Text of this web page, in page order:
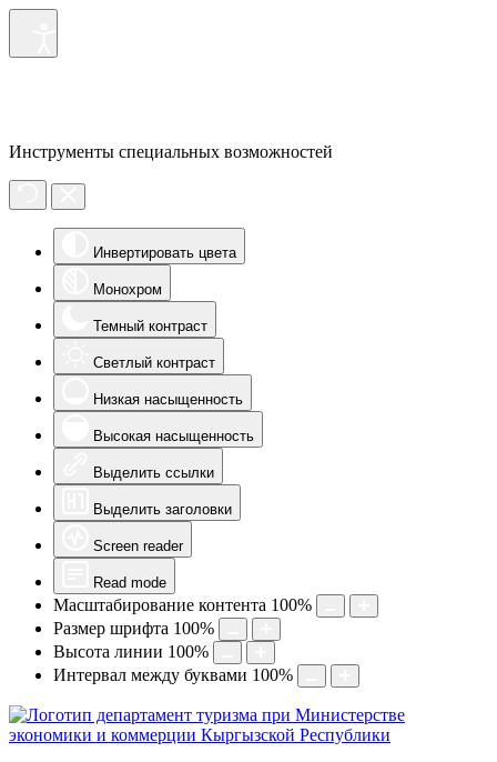
Инструменты специальных возможностей
Инвертировать цвета
Монохром
Темный контраст
Светлый контраст
Низкая насыщенность
Высокая насыщенность
Выделить ссылки
Выделить заголовки
Screen reader
Read mode
Масштабирование контента 100%
Размер шрифта 100%
Высота линии 100%
Интервал между буквами 100%